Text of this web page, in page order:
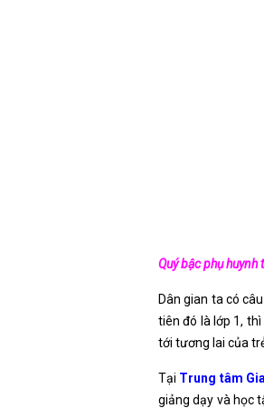
Quý bậc phụ huynh
Dân gian ta có
tiên đó là lớp 1,
tới tương lai của
Tại Trung tâm
giảng dạy và học